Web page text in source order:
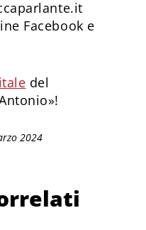
Facebook e
del
2024